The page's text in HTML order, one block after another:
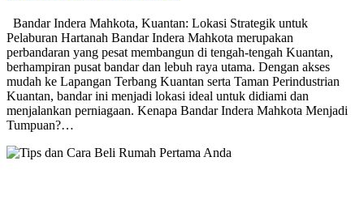
Bandar Indera Mahkota, Kuantan: Lokasi Strategik untuk
Pelaburan Hartanah Bandar Indera Mahkota merupakan
perbandaran yang pesat membangun di tengah-tengah Kuantan,
berhampiran pusat bandar dan lebuh raya utama. Dengan akses
mudah ke Lapangan Terbang Kuantan serta Taman Perindustrian
Kuantan, bandar ini menjadi lokasi ideal untuk didiami dan
menjalankan perniagaan. Kenapa Bandar Indera Mahkota Menjadi
Tumpuan?…